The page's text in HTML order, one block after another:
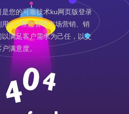
是您的可靠技术ku网页版登录
crm帮您管理市场营销、销
满足客户需求为己任，以交
满意度。